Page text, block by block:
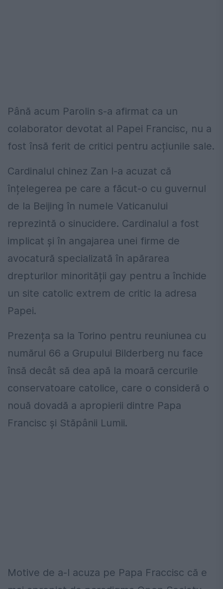
Până acum Parolin s-a afirmat ca un
colaborator devotat al Papei Francisc, nu a
fost însă ferit de critici pentru acțiunile sale.
Cardinalul chinez Zan l-a acuzat că
înțelegerea pe care a făcut-o cu guvernul
de la Beijing în numele Vaticanului
reprezintă o sinucidere. Cardinalul a fost
implicat și în angajarea unei firme de
avocatură specializată în apărarea
drepturilor minorității gay pentru a închide
un site catolic extrem de critic la adresa
Papei.
Prezența sa la Torino pentru reuniunea cu
numărul 66 a Grupului Bilderberg nu face
însă decât să dea apă la moară cercurile
conservatoare catolice, care o consideră o
nouă dovadă a apropierii dintre Papa
Francisc și Stăpânii Lumii.
Motive de a-l acuza pe Papa Fraccisc că e